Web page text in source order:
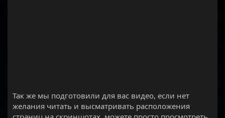
Так же мы подготовили для вас видео, если нет
желания читать и высматривать расположения